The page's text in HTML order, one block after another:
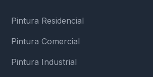
Pintura Residencial
Pintura Comercial
Pintura Industrial